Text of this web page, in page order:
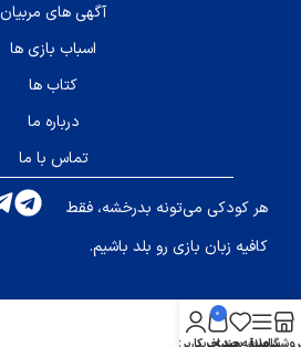
آگهی های مربیان
اسباب بازی ها
کتاب ها
درباره ما
تماس با ما
هر کودکی می‌تونه بدرخشه، فقط
کافیه زبان بازی رو بلد باشیم.
0